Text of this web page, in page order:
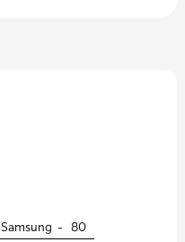
Samsung - 80